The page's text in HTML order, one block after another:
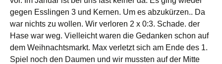
gegen Esslingen 3 und Kernen. Um es abzukürzen.. Da
war nichts zu wollen. Wir verloren 2 x 0:3. Schade. der
Hase war weg. Vielleicht waren die Gedanken schon auf
dem Weihnachtsmarkt. Max verletzt sich am Ende des 1.
Spiel noch den Daumen und wir mussten auf der Mitte